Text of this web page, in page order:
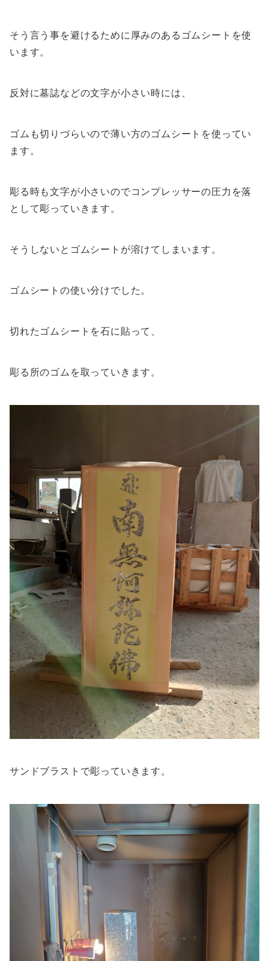
そう言う事を避けるために厚みのあるゴムシートを使
います。
反対に墓誌などの文字が小さい時には、
ゴムも切りづらいので薄い方のゴムシートを使ってい
ます。
彫る時も文字が小さいのでコンプレッサーの圧力を落
として彫っていきます。
そうしないとゴムシートが溶けてしまいます。
ゴムシートの使い分けでした。
切れたゴムシートを石に貼って、
彫る所のゴムを取っていきます。
サンドブラストで彫っていきます。